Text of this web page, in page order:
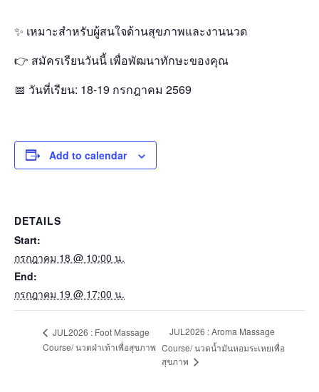
✨ เหมาะสำหรับผู้สนใจด้านสุขภาพและงานนวด
👉 สมัครเรียนวันนี้ เพื่อพัฒนาทักษะของคุณ
📅 วันที่เรียน: 18-19 กรกฎาคม 2569
Add to calendar
DETAILS
Start:
กรกฎาคม 18 @ 10:00 น.
End:
กรกฎาคม 19 @ 17:00 น.
JUL2026 : Foot Massage
Course/ นวดฝ่าเท้าเพื่อสุขภาพ
JUL2026 : Aroma Massage
Course/ นวดน้ำมันหอมระเหยเพื่อ
สุขภาพ